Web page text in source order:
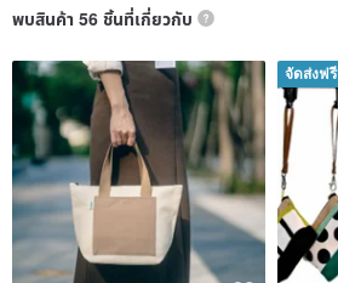
พบสินค้า 56 ชิ้นที่เกี่ยวกับ
จัดส่งฟรี